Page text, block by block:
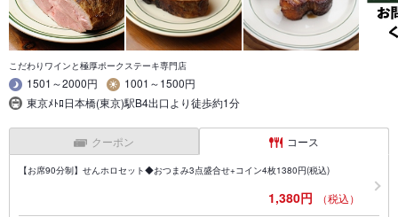
こだわりワインと極厚ポークステーキ専門店
1501～2000円
1001～1500円
東京ﾒﾄﾛ日本橋(東京)駅B4出口より徒歩約1分
クーポン コース
【お席90分制】せんホロセット◆おつまみ3点盛合せ+コイン4枚1380円(税込)
1,380円 （税込）